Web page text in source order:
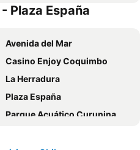
Hotel y Departamentos La Serena - Caja Los Andes
Hotel Boutique Suri
Hotel San Juan
Hotel Diego de Almagro La Serena Express
Cabañas Las Añañucas II
Primera Hacienda Hotel Boutique
Plaza España
Avenida del Mar
Casino Enjoy Coquimbo
La Herradura
Plaza España
Parque Acuático Curunina